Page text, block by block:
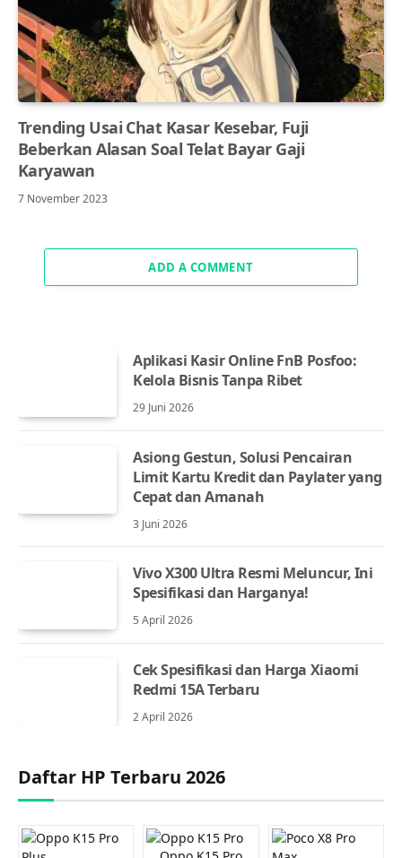
Trending Usai Chat Kasar Kesebar, Fuji
Beberkan Alasan Soal Telat Bayar Gaji
Karyawan
7 November 2023
ADD A COMMENT
Aplikasi Kasir Online FnB Posfoo:
Kelola Bisnis Tanpa Ribet
29 Juni 2026
Asiong Gestun, Solusi Pencairan
Limit Kartu Kredit dan Paylater yang
Cepat dan Amanah
3 Juni 2026
Vivo X300 Ultra Resmi Meluncur, Ini
Spesifikasi dan Harganya!
5 April 2026
Cek Spesifikasi dan Harga Xiaomi
Redmi 15A Terbaru
2 April 2026
Daftar HP Terbaru 2026